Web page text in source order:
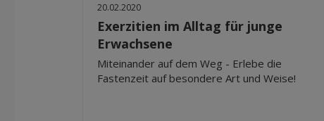
20.02.2020
Exerzitien im Alltag für junge
Erwachsene
Miteinander auf dem Weg - Erlebe die
Fastenzeit auf besondere Art und Weise!